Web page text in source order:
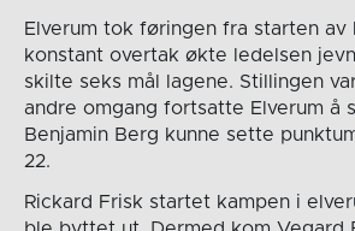
Elverum tok føringen fra starten av
konstant overtak økte ledelsen
skilte seks mål lagene. Stillingen
andre omgang fortsatte Elverum å
Benjamin Berg kunne sette
22.
Rickard Frisk startet kampen i